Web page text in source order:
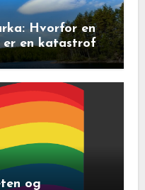
Hvorfor en
en katastrofe
og